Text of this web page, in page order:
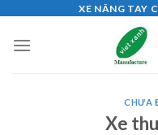
content
XE NÂNG TAY
CHƯA
Xe